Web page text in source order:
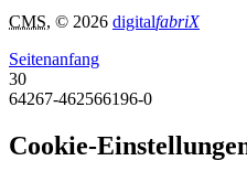
CMS, © 2026 digitalfabriX
Seitenanfang
30
64267-462566196-0
Cookie-